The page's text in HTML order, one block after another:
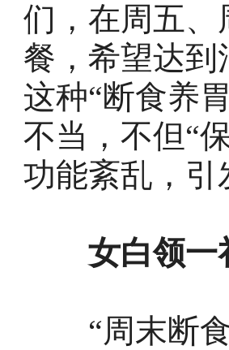
们，在周五
餐，希望达
这种“断食养
不当，不但“
功能紊乱，
女白领一
“周末断食”